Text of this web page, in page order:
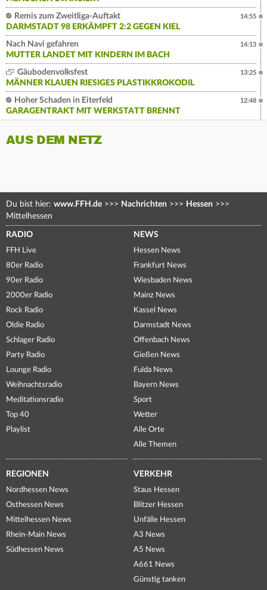
Remis zum Zweitliga-Auftakt
DARMSTADT 98 ERKÄMPFT 2:2 GEGEN KIEL
14:55
Nach Navi gefahren
MUTTER LANDET MIT KINDERN IM BACH
14:13
Gäubodenvolksfest
MÄNNER KLAUEN RIESIGES PLASTIKKROKODIL
13:25
Hoher Schaden in Eiterfeld
GARAGENTRAKT MIT WERKSTATT BRENNT
12:48
AUS DEM NETZ
Du bist hier: www.FFH.de >>> Nachrichten >>> Hessen >>>
Mittelhessen
RADIO
FFH Live
80er Radio
90er Radio
2000er Radio
Rock Radio
Oldie Radio
Schlager Radio
Party Radio
Lounge Radio
Weihnachtsradio
Meditationsradio
Top 40
Playlist
NEWS
Hessen News
Frankfurt News
Wiesbaden News
Mainz News
Kassel News
Darmstadt News
Offenbach News
Gießen News
Fulda News
Bayern News
Sport
Wetter
Alle Orte
Alle Themen
REGIONEN
Nordhessen News
Osthessen News
Mittelhessen News
Rhein-Main News
Südhessen News
VERKEHR
Staus Hessen
Blitzer Hessen
Unfälle Hessen
A3 News
A5 News
A661 News
Günstig tanken